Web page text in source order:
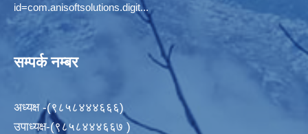
id=com.anisoftsolutions.digit...
सम्पर्क नम्बर
अध्यक्ष -(९८५८४४४६६६)
उपाध्यक्ष-(९८५८४४४६६७ )